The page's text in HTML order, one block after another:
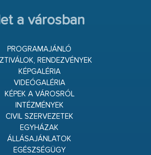
a városban
PROGRAMAJÁNLÓ
RENDEZVÉNYEK
KÉPGALÉRIA
VIDEÓGALÉRIA
KÉPEK A VÁROSRÓL
INTÉZMÉNYEK
CIVIL SZERVEZETEK
EGYHÁZAK
ÁLLÁSAJÁNLATOK
EGÉSZSÉGÜGY